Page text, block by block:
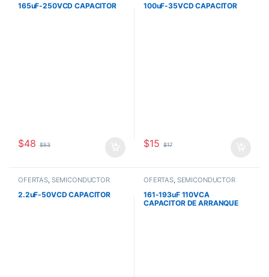
165uF-250VCD CAPACITOR
$48 $53
100uF-35VCD CAPACITOR
$15 $17
OFERTAS SEMICONDUCTOR
2.2uF-50VCD CAPACITOR
OFERTAS SEMICONDUCTOR
161-193uF 110VCA
CAPACITOR DE ARRANQUE